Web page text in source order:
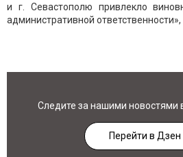
и г. Севастополю привлекло
административной
Следите за нашими новостями
Перейти в Дзен